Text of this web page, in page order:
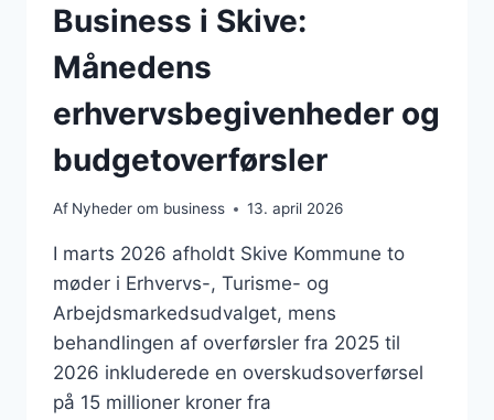
Business i Skive:
Månedens
erhvervsbegivenheder og
budgetoverførsler
Af Nyheder om business 13. april 2026
I marts 2026 afholdt Skive Kommune to
møder i Erhvervs-, Turisme- og
Arbejdsmarkedsudvalget, mens
behandlingen af overførsler fra 2025 til
2026 inkluderede en overskudsoverførsel
på 15 millioner kroner fra